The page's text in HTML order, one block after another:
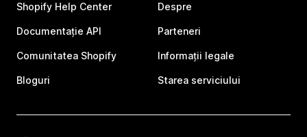
Shopify Help Center
Documentație API
Comunitatea Shopify
Bloguri
Despre
Parteneri
Informații legale
Starea serviciului